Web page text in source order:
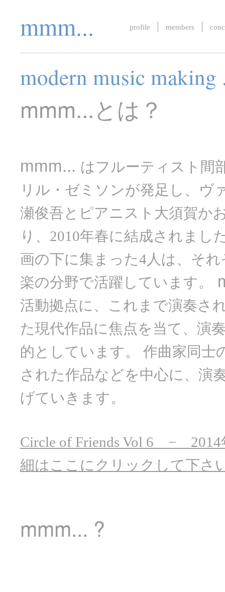
mmm... profile members
modern music making
mmm...とは？
mmm... はフルーティスト間
リル・ゼミソンが発足し、ヴ
瀬俊吾とピアニスト大須賀か
り、2010年春に結成されまし
画の下に集まった4人は、そ
楽の分野で活躍しています。
活動拠点に、これまで演奏さ
た現代作品に焦点を当て、演
的としています。 作曲家同士
された作品などを中心に、演
げていきます。
Circle of Friends Vol 6 −
細はここにクリックして下さ
mmm... ?